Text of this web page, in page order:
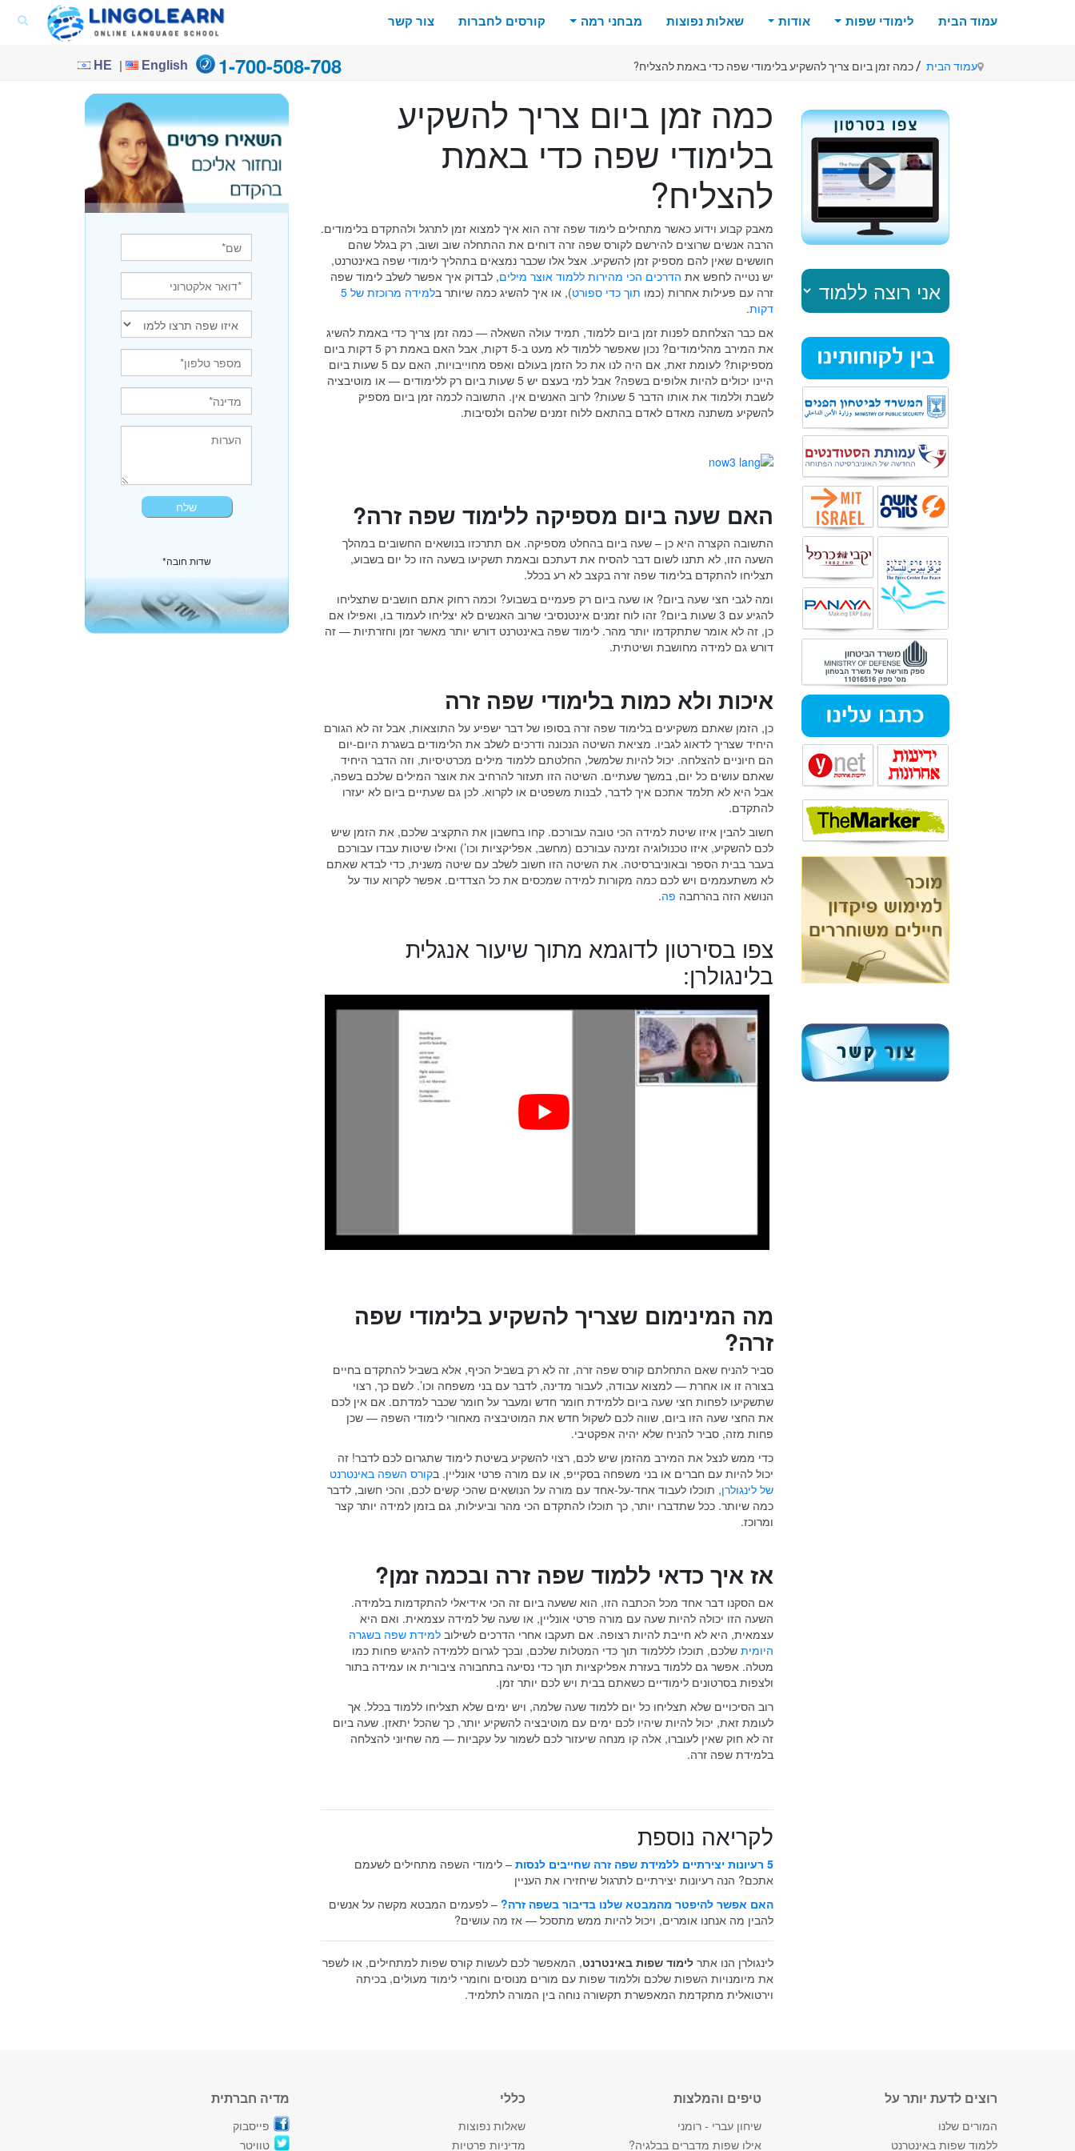
עמוד הבית לימודי שפות אודות שאלות נפוצות מבחני רמה קורסים לחברות צור קשר
HE | English 1-700-508-708 עמוד הבית /כמה זמן ביום צריך להשקיע בלימודי שפה כדי באמת להצליח?
כמה זמן ביום צריך להשקיע
בלימודי שפה כדי באמת
להצליח?
מאבק קבוע וידוע כאשר מתחילים לימוד שפה זרה הוא איך למצוא זמן לתרגל ולהתקדם בלימודים.
הרבה אנשים שרוצים להירשם לקורס שפה זרה דוחים את ההתחלה שוב ושוב, רק בגלל שהם
חוששים שאין להם מספיק זמן להשקיע. אצל אלו שכבר נמצאים בתהליך לימודי שפה באינטרנט,
יש נטייה לחפש את הדרכים הכי מהירות ללמוד אוצר מילים, לבדוק איך אפשר לשלב לימוד שפה
זרה עם פעילות אחרות (כמו תוך כדי ספורט), או איך להשיג כמה שיותר ב
למידה מרוכזת של 5
דקות.
אם כבר הצלחתם לפנות זמן ביום ללמוד, תמיד עולה השאלה — כמה זמן צריך כדי באמת להשיג
את המירב מהלימודים? נכון שאפשר ללמוד לא מעט ב-5 דקות, אבל האם באמת רק 5 דקות ביום
מספיקות? לעומת זאת, אם היה לנו את כל הזמן בעולם ואפס מחוייבויות, האם עם 5 שעות ביום
היינו יכולים להיות אלופים בשפה? אבל למי בעצם יש 5 שעות ביום רק ללימודים — או מוטיבציה
לשבת וללמוד את אותו הדבר 5 שעות? לרוב האנשים אין. התשובה לכמה זמן ביום מספיק
להשקיע משתנה מאדם לאדם בהתאם ללוח זמנים שלהם ולנסיבות.
האם שעה ביום מספיקה ללימוד שפה זרה?
התשובה הקצרה היא כן – שעה ביום בהחלט מספיקה. אם תתרכזו בנושאים החשובים במהלך
השעה הזו, לא תתנו לשום דבר להסיח את דעתכם ובאמת תשקיעו בשעה הזו כל יום בשבוע,
תצליחו להתקדם בלימוד שפה זרה בקצב לא רע בכלל.
ומה לגבי חצי שעה ביום? או שעה ביום רק פעמיים בשבוע? וכמה רחוק אתם חושבים שתצליחו
להגיע עם 3 שעות ביום? זהו לוח זמנים אינטנסיבי שרוב האנשים לא יצליחו לעמוד בו, ואפילו אם
כן, זה לא אומר שתתקדמו יותר מהר. לימוד שפה באינטרנט דורש יותר מאשר זמן וחזרתיות — זה
דורש גם למידה מחושבת ושיטתית.
איכות ולא כמות בלימודי שפה זרה
כן, הזמן שאתם משקיעים בלימוד שפה זרה בסופו של דבר ישפיע על התוצאות, אבל זה לא הגורם
היחיד שצריך לדאוג לגביו. מציאת השיטה הנכונה ודרכים לשלב את הלימודים בשגרת היום-יום
הם חיוניים להצלחה. יכול להיות שלמשל, החלטתם ללמוד מילים מכרטיסיות, וזה הדבר היחיד
שאתם עושים כל יום, במשך שעתיים. השיטה הזו תעזור להרחיב את אוצר המילים שלכם בשפה,
אבל היא לא תלמד אתכם איך לדבר, לבנות משפטים או לקרוא. לכן גם שעתיים ביום לא יעזרו
להתקדם.
חשוב להבין איזו שיטת למידה הכי טובה עבורכם. קחו בחשבון את התקציב שלכם, את הזמן שיש
לכם להשקיע, איזו טכנולוגיה זמינה עבורכם (מחשב, אפליקציות וכו’) ואילו שיטות עבדו עבורכם
בעבר בבית הספר ובאוניברסיטה. את השיטה הזו חשוב לשלב עם שיטה משנית, כדי לבדא שאתם
לא משתעממים ויש לכם כמה מקורות למידה שמכסים את כל הצדדים. אפשר לקרוא עוד על
הנושא הזה בהרחבה פה.
צפו בסירטון לדוגמא מתוך שיעור אנגלית
בלינגולרן:
מה המינימום שצריך להשקיע בלימודי שפה
זרה?
סביר להניח שאם התחלתם קורס שפה זרה, זה לא רק בשביל הכיף, אלא בשביל להתקדם בחיים
בצורה זו או אחרת — למצוא עבודה, לעבור מדינה, לדבר עם בני משפחה וכו’. לשם כך, רצוי
שתשקיעו לפחות חצי שעה ביום ללמידת חומר חדש ומעבר על חומר שכבר למדתם. אם אין לכם
את החצי שעה הזו ביום, שווה לכם לשקול חדש את המוטיבציה מאחורי לימודי השפה — שכן
פחות מזה, סביר להניח שלא יהיה אפקטיבי.
כדי ממש לנצל את המירב מהזמן שיש לכם, רצוי להשקיע בשיטת לימוד שתגרום לכם לדבר! זה
יכול להיות עם חברים או בני משפחה בסקייפ, או עם מורה פרטי אונליין. בקורס השפה באינטרנט
של לינגולרן, תוכלו לעבוד אחד-על-אחד עם מורה על הנושאים שהכי קשים לכם, והכי חשוב, לדבר
כמה שיותר. ככל שתדברו יותר, כך תוכלו להתקדם הכי מהר וביעילות, גם בזמן למידה יותר קצר
ומרוכז.
אז איך כדאי ללמוד שפה זרה ובכמה זמן?
אם הסקנו דבר אחד מכל הכתבה הזו, הוא ששעה ביום זה הכי אידיאלי להתקדמות בלמידה.
השעה הזו יכולה להיות שעה עם מורה פרטי אונליין, או שעה של למידה עצמאית. ואם היא
עצמאית, היא לא חייבת להיות רצופה. אם תעקבו אחרי הדרכים לשילוב למידת שפה בשגרה
היומית שלכם, תוכלו לללמוד תוך כדי המטלות שלכם, ובכך לגרום ללמידה להגיש פחות כמו
מטלה. אפשר גם ללמוד בעזרת אפליקציות תוך כדי נסיעה בתחבורה ציבורית או עמידה בתור
ולצפות בסרטונים לימודיים כשאתם בבית ויש לכם יותר זמן.
רוב הסיכויים שלא תצליחו כל יום ללמוד שעה שלמה, ויש ימים שלא תצליחו ללמוד בכלל. אך
לעומת זאת, יכול להיות שיהיו לכם ימים עם מוטיבציה להשקיע יותר, כך שהכל יתאזן. שעה ביום
זה לא חוק שאין לעוברו, אלה קו מנחה שיעזור לכם לשמור על עקביות — מה שחיוני להצלחה
בלמידת שפה זרה.
לקריאה נוספת
5 רעיונות יצירתיים ללמידת שפה זרה שחייבים לנסות
– לימודי השפה מתחילים לשעמם
אתכם? הנה רעיונות יצירתיים לתרגול שיחזירו את העניין
האם אפשר להיפטר מהמבטא שלנו בדיבור בשפה זרה? – לפעמים המבטא מקשה על אנשים
להבין מה אנחנו אומרים, ויכול להיות ממש מתסכל — אז מה עושים?
לינגולרן הנו אתר לימוד שפות באינטרנט, המאפשר לכם לעשות קורס שפות למתחילים, או לשפר
את מיומנויות השפות שלכם וללמוד שפות עם מורים מנוסים וחומרי לימוד מעולים, בכיתה
וירטואלית מתקדמת המאפשרת תקשורה נוחה בין המורה לתלמיד.
*שדות חובה
רוצים לדעת יותר על
המורים שלנו
ללמוד שפות באינטרנט
טיפים והמלצות
שיחון עברי - רומני
אילו שפות מדברים בבלגיה?
כללי
שאלות נפוצות
מדיניות פרטיות
מדיה חברתית
פייסבוק
טוויטר